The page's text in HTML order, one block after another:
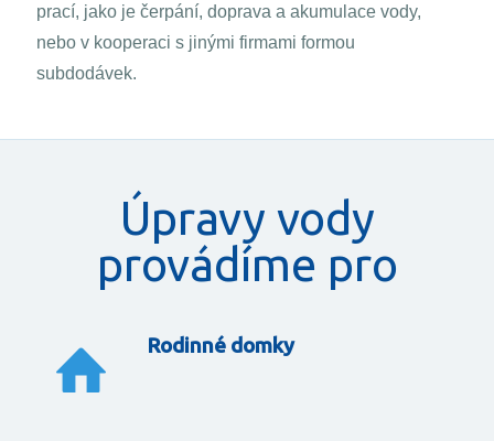
prací, jako je čerpání, doprava a akumulace vody,
nebo v kooperaci s jinými firmami formou
subdodávek.
Úpravy vody
provádíme pro
Rodinné domky